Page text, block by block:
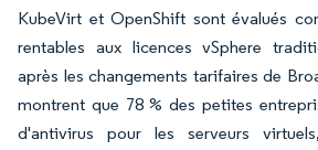
KubeVirt et OpenShift sont évalués
rentables aux licences vSphere
après les changements tarifaires de
montrent que 78 % des petites
d'antivirus pour les serveurs